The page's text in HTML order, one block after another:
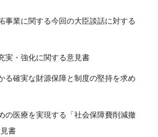
事業に関する今回の大臣談話に対する
実・強化に関する意見書
る確実な財源保障と制度の堅持を求め
の医療を実現する「社会保障費削減撤
書